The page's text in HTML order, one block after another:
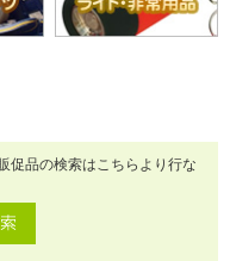
促品の検索はこちらより行な